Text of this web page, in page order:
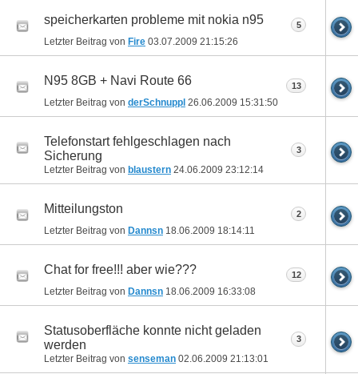
speicherkarten probleme mit nokia n95
Letzter Beitrag von Fire 03.07.2009 21:15:26
5
N95 8GB + Navi Route 66
Letzter Beitrag von derSchnuppl 26.06.2009 15:31:50
13
Telefonstart fehlgeschlagen nach
Sicherung
Letzter Beitrag von blaustern 24.06.2009 23:12:14
3
Mitteilungston
Letzter Beitrag von Dannsn 18.06.2009 18:14:11
2
Chat for free!!! aber wie???
Letzter Beitrag von Dannsn 18.06.2009 16:33:08
12
Statusoberfläche konnte nicht geladen
werden
Letzter Beitrag von senseman 02.06.2009 21:13:01
3